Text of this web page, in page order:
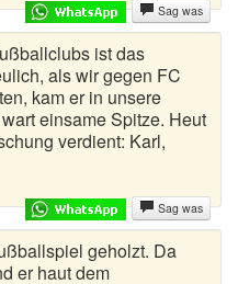
Sag was
ist das
als wir gegen FC
kam er in unsere
einsame Spitze. Heut
verdient: Karl,
Sag was
geholzt. Da
er haut dem